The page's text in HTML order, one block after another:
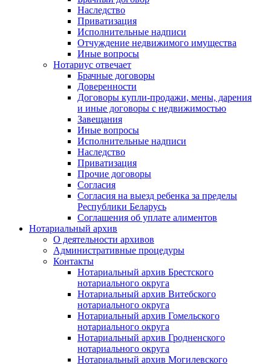
Наследство
Приватизация
Исполнительные надписи
Отчуждение недвижимого имущества
Иные вопросы
Нотариус отвечает
Брачные договоры
Доверенности
Договоры купли-продажи, мены, дарения
и иные договоры с недвижимостью
Завещания
Иные вопросы
Исполнительные надписи
Наследство
Приватизация
Прочие договоры
Согласия
Согласия на выезд ребенка за пределы
Республики Беларусь
Соглашения об уплате алиментов
Нотариальный архив
О деятельности архивов
Административные процедуры
Контакты
Нотариальный архив Брестского
нотариального округа
Нотариальный архив Витебского
нотариального округа
Нотариальный архив Гомельского
нотариального округа
Нотариальный архив Гродненского
нотариального округа
Нотариальный архив Могилевского